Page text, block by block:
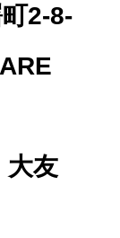
2-8-
大友